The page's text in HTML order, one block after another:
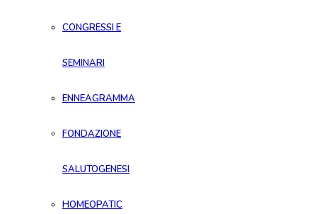
CONGRESSI E
SEMINARI
ENNEAGRAMMA
FONDAZIONE
SALUTOGENESI
HOMEOPATIC